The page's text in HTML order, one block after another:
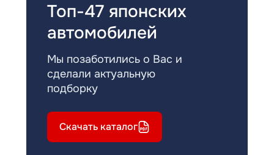
Топ-47 японских
автомобилей
Мы позаботились о Вас и
сделали актуальную
подборку
Скачать каталог